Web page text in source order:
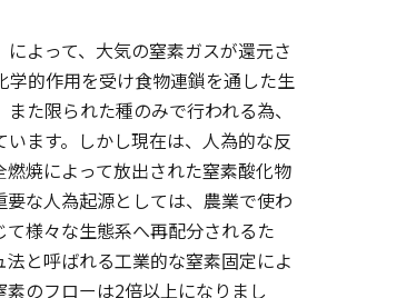
よって、大気の窒素ガスが還元さ
的作用を受け食物連鎖を通した生
た限られた種のみで行われる為、
ます。しかし現在は、人為的な反
焼によって放出された窒素酸化物
な人為起源としては、農業で使わ
様々な生態系へ再配分されるた
と呼ばれる工業的な窒素固定によ
のフローは2倍以上になりまし